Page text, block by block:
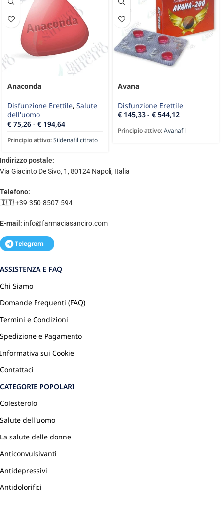
Anaconda
Disfunzione Erettile, Salute
dell'uomo
€ 75,26 - € 194,64
Principio attivo:Sildenafil citrato
Avana
Disfunzione Erettile
€ 145,33 - € 544,12
Principio attivo:Avanafil
Indirizzo postale:
Via Giacinto De Sivo, 1, 80124 Napoli, Italia
Telefono:
🇮🇹 +39-350-8507-594
E-mail: info@farmaciasanciro.com
ASSISTENZA E FAQ
Chi Siamo
Domande Frequenti (FAQ)
Termini e Condizioni
Spedizione e Pagamento
Informativa sui Cookie
Contattaci
CATEGORIE POPOLARI
Colesterolo
Salute dell'uomo
La salute delle donne
Anticonvulsivanti
Antidepressivi
Antidolorifici